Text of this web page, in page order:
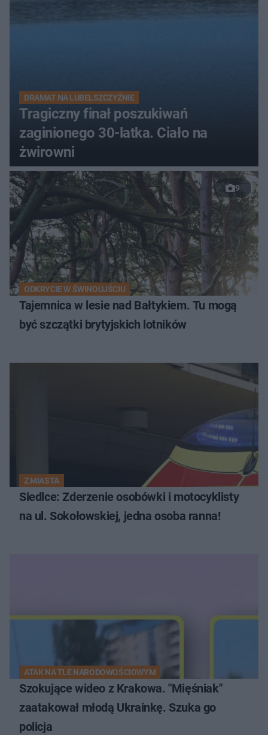
DRAMAT NA LUBELSZCZYŹNIE
Tragiczny finał poszukiwań
zaginionego 30-latka. Ciało na
żwirowni
9
ODKRYCIE W ŚWINOUJŚCIU
Tajemnica w lesie nad Bałtykiem. Tu mogą
być szczątki brytyjskich lotników
Z MIASTA
Siedlce: Zderzenie osobówki i motocyklisty
na ul. Sokołowskiej, jedna osoba ranna!
ATAK NA TLE NARODOWOŚCIOWYM
Szokujące wideo z Krakowa. "Mięśniak"
zaatakował młodą Ukrainkę. Szuka go
policja